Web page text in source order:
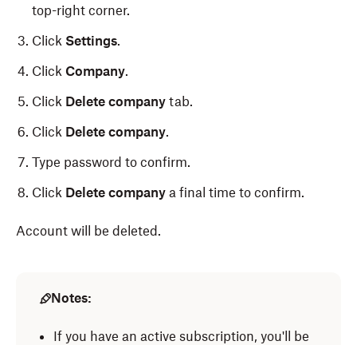
top-right corner.
Click Settings.
Click Company.
Click Delete company tab.
Click Delete company.
Type password to confirm.
Click Delete company a final time to confirm.
Account will be deleted.
Notes:
If you have an active subscription, you'll be